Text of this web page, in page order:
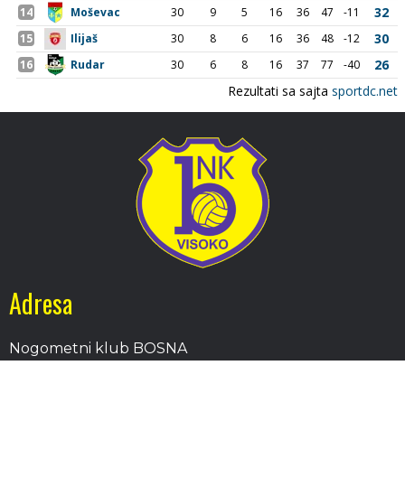
Adresa
Nogometni klub BOSNA